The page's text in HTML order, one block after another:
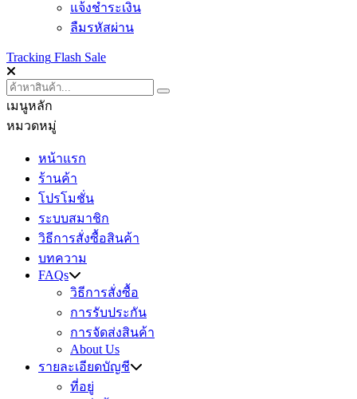
แจ้งชำระเงิน
ลืมรหัสผ่าน
Tracking Flash Sale
เมนูหลัก
หมวดหมู่
หน้าแรก
ร้านค้า
โปรโมชั่น
ระบบสมาชิก
วิธีการสั่งซื้อสินค้า
บทความ
FAQs
วิธีการสั่งซื้อ
การรับประกัน
การจัดส่งสินค้า
About Us
รายละเอียดบัญชี
ที่อยู่